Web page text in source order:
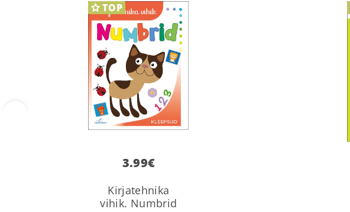
TOP
3.99€
Kirjatehnika
vihik. Numbrid